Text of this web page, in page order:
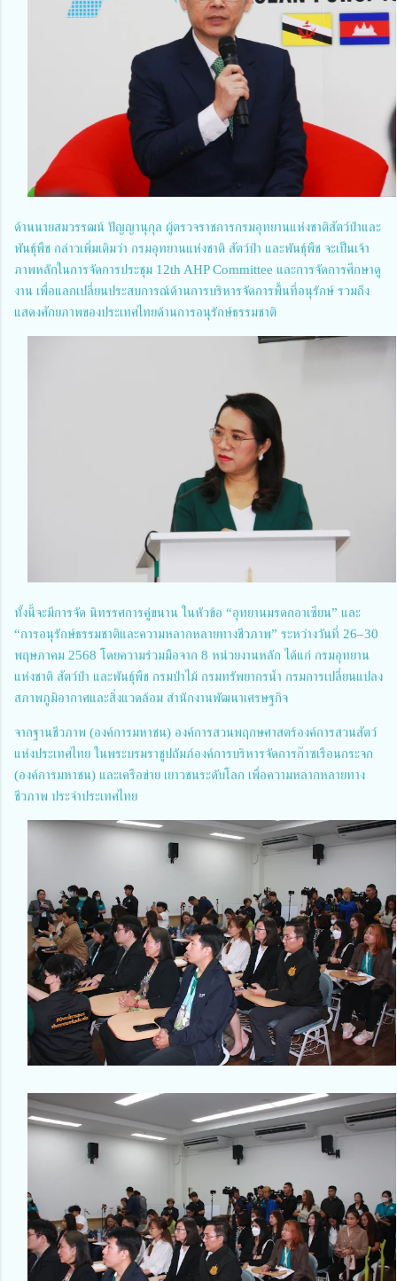
ด้านนายสมวรรฒน์ ปัญญานุกุล ผู้ตรวจราชการกรมอุทยานแห่งชาติสัตว์ป่าและ
พันธุ์พืช กล่าวเพิ่มเติมว่า กรมอุทยานแห่งชาติ สัตว์ป่า และพันธุ์พืช จะเป็นเจ้า
ภาพหลักในการจัดการประชุม 12th AHP Committee และการจัดการศึกษาดู
งาน เพื่อแลกเปลี่ยนประสบการณ์ด้านการบริหารจัดการพื้นที่อนุรักษ์ รวมถึง
แสดงศักยภาพของประเทศไทยด้านการอนุรักษ์ธรรมชาติ
ทั้งนี้จะมีการจัด นิทรรศการคู่ขนาน ในหัวข้อ “อุทยานมรดกอาเซียน” และ
“การอนุรักษ์ธรรมชาติและความหลากหลายทางชีวภาพ” ระหว่างวันที่ 26–30
พฤษภาคม 2568 โดยความร่วมมือจาก 8 หน่วยงานหลัก ได้แก่ กรมอุทยาน
แห่งชาติ สัตว์ป่า และพันธุ์พืช กรมป่าไม้ กรมทรัพยากรน้ำ กรมการเปลี่ยนแปลง
สภาพภูมิอากาศและสิ่งแวดล้อม สำนักงานพัฒนาเศรษฐกิจ
จากฐานชีวภาพ (องค์การมหาชน) องค์การสวนพฤกษศาสตร์องค์การสวนสัตว์
แห่งประเทศไทย ในพระบรมราชูปถัมภ์องค์การบริหารจัดการก๊าซเรือนกระจก
(องค์การมหาชน) และเครือข่าย เยาวชนระดับโลก เพื่อความหลากหลายทาง
ชีวภาพ ประจำประเทศไทย